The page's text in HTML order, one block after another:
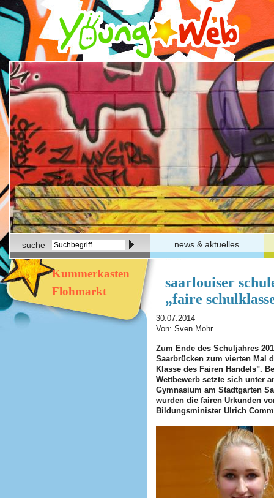
suche news & aktuelles
saarlouiser
„faire
30.07.2014
Von: Sven Mohr
Zum Ende des Schuljahres
Saarbrücken zum vierten Mal
Klasse des Fairen Handels".
Wettbewerb setzte sich unter
Gymnasium am Stadtgarten
wurden die fairen Urkunden
Bildungsminister Ulrich
Kummerkasten
Flohmarkt